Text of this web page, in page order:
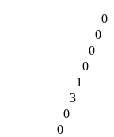
0
0
0
0
1
3
0
0